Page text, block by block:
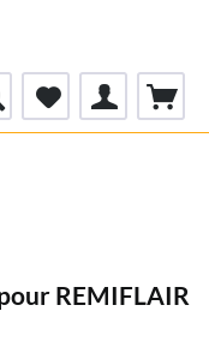
REMIFLAIR